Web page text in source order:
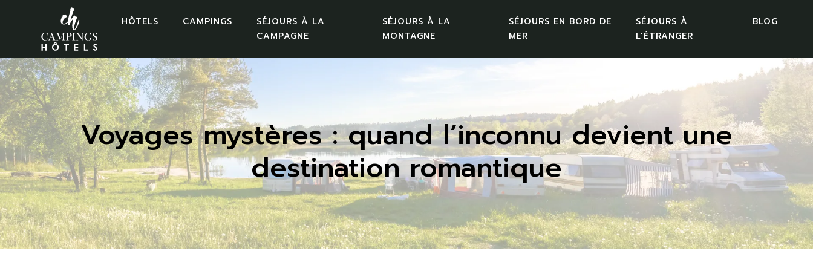
HÔTELS CAMPINGS
SÉJOURS À LA
CAMPAGNE
SÉJOURS À LA
MONTAGNE
SÉJOURS EN BORD DE
MER
SÉJOURS À
L’ÉTRANGER
BLOG
Voyages mystères : quand l’inconnu devient une
destination romantique